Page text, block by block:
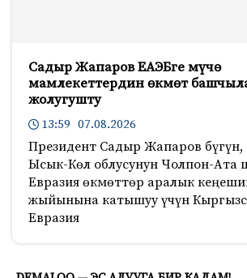
Садыр Жапаров ЕАЭБге мүчө
мамлекеттердин өкмөт
жолугушту
13:59 07.08.2026
Президент Садыр Жапаров бүгүн,
Ысык-Көл облусунун Чолпон-Ата
Евразия өкмөттөр аралык
жыйынына катышуу үчүн
Евразия